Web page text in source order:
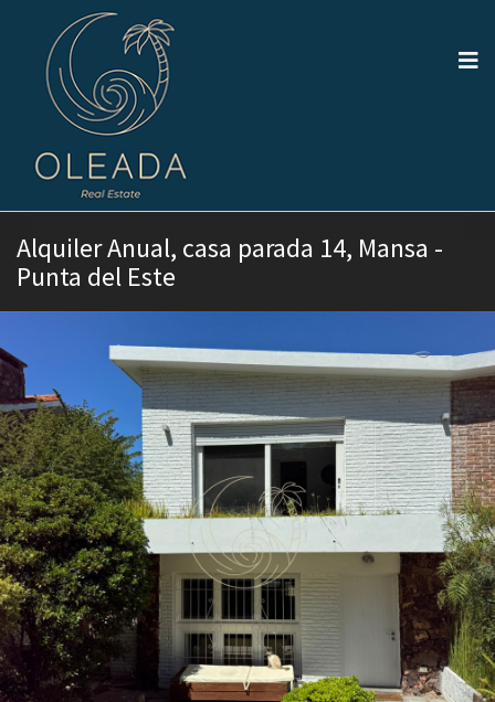
Alquiler Anual, casa parada 14, Mansa -
Punta del Este